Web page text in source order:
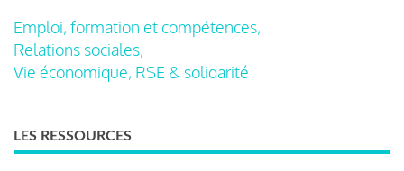
Emploi, formation et compétences,
Relations sociales,
Vie économique, RSE & solidarité
LES RESSOURCES